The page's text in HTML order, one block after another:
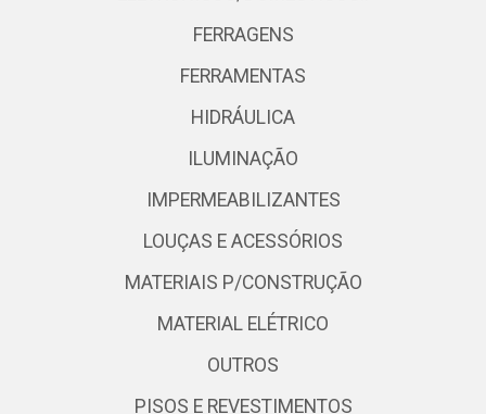
FERRAGENS
FERRAMENTAS
HIDRÁULICA
ILUMINAÇÃO
IMPERMEABILIZANTES
LOUÇAS E ACESSÓRIOS
MATERIAIS P/CONSTRUÇÃO
MATERIAL ELÉTRICO
OUTROS
PISOS E REVESTIMENTOS